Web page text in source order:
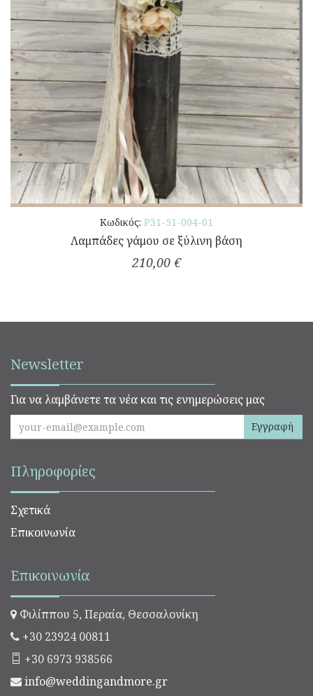
Κωδικός: Ρ31-51-004-01
Λαμπάδες γάμου σε ξύλινη βάση
210,00 €
Newsletter
Για να λαμβάνετε τα νέα και τις ενημερώσεις μας
Εγγραφή
Πληροφορίες
Σχετικά
Επικοινωνία
Επικοινωνία
Φιλίππου 5, Περαία, Θεσσαλονίκη
+30 23924 00811
+30 6973 938566
info@weddingandmore.gr